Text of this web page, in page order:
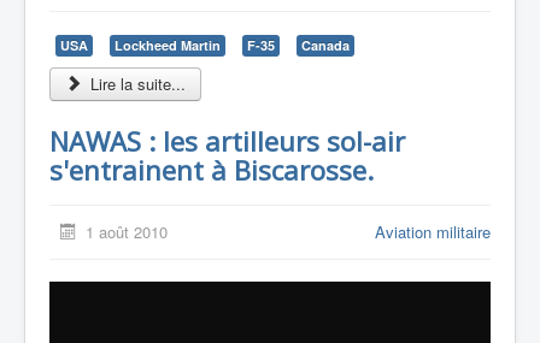
USA Lockheed Martin F-35 Canada
Lire la suite...
NAWAS : les artilleurs sol-air
s'entrainent à Biscarosse.
1 août 2010 Aviation militaire